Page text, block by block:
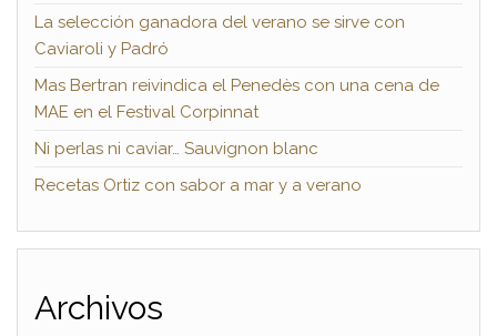
La selección ganadora del verano se sirve con
Caviaroli y Padró
Mas Bertran reivindica el Penedès con una cena de
MAE en el Festival Corpinnat
Ni perlas ni caviar… Sauvignon blanc
Recetas Ortiz con sabor a mar y a verano
Archivos